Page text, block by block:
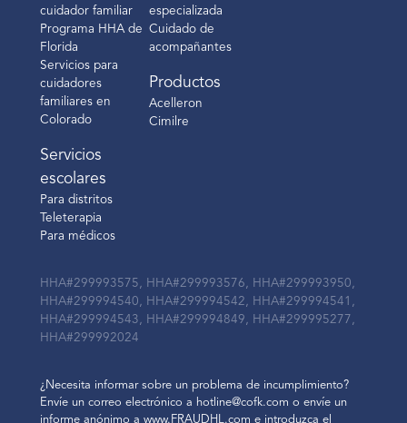
cuidador familiar
Programa HHA de
Florida
Servicios para
cuidadores
familiares en
Colorado
Servicios
escolares
Para distritos
Teleterapia
Para médicos
especializada
Cuidado de
acompañantes
Productos
Acelleron
Cimilre
HHA#299993575, HHA#299993576, HHA#299993950,
HHA#299994540, HHA#299994542, HHA#299994541,
HHA#299994543, HHA#299994849, HHA#299995277,
HHA#299992024
¿Necesita informar sobre un problema de incumplimiento?
Envíe un correo electrónico a hotline@cofk.com o envíe un
informe anónimo a www.FRAUDHL.com e introduzca el